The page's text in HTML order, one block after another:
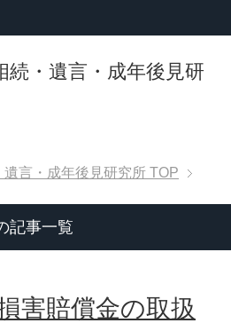
・遺言・成年後見研
言・成年後見研究所 TOP
記事一覧
害賠償金の取扱